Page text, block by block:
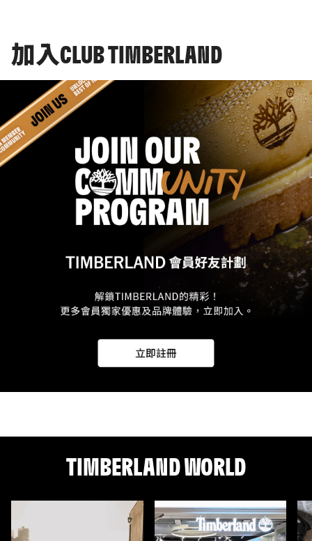
加入CLUB TIMBERLAND
TIMBERLAND WORLD